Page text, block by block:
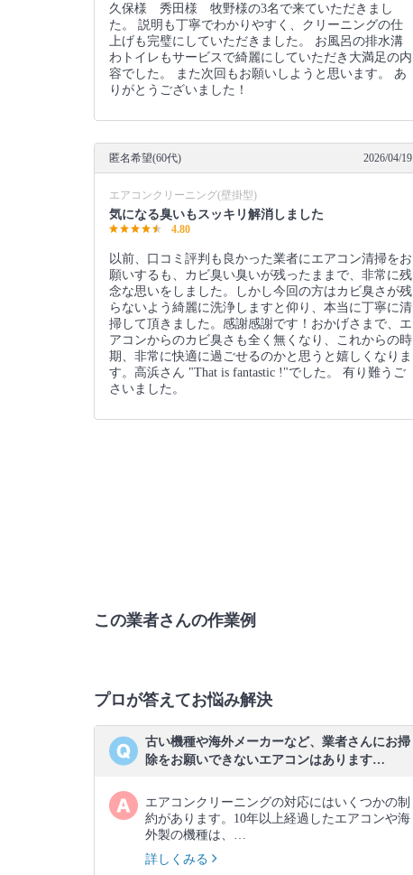
久保様 秀田様 牧野様の3名で来ていただきまし
た。 説明も丁寧でわかりやすく、クリーニングの仕
上げも完璧にしていただきました。 お風呂の排水溝
わトイレもサービスで綺麗にしていただき大満足の内
容でした。 また次回もお願いしようと思います。 あ
りがとうございました！
匿名希望(60代) 2026/04/19
エアコンクリーニング(壁掛型)
気になる臭いもスッキリ解消しました
4.80
以前、口コミ評判も良かった業者にエアコン清掃をお
願いするも、カビ臭い臭いが残ったままで、非常に残
念な思いをしました。しかし今回の方はカビ臭さが残
らないよう綺麗に洗浄しますと仰り、本当に丁寧に清
掃して頂きました。感謝感謝です！おかげさまで、エ
アコンからのカビ臭さも全く無くなり、これからの時
期、非常に快適に過ごせるのかと思うと嬉しくなりま
す。高浜さん "That is fantastic !"でした。 有り難うご
さいました。
この業者さんの作業例
プロが答えてお悩み解決
古い機種や海外メーカーなど、業者さんにお掃
除をお願いできないエアコンはあります…
エアコンクリーニングの対応にはいくつかの制
約があります。10年以上経過したエアコンや海
外製の機種は、…
詳しくみる